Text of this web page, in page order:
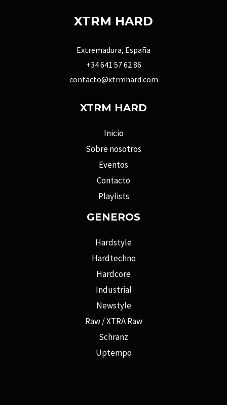
XTRM HARD
Extremadura, España
+34 641 57 62 86
contacto@xtrmhard.com
XTRM HARD
Inicio
Sobre nosotros
Eventos
Contacto
Playlists
GENEROS
Hardstyle
Hardtechno
Hardcore
Industrial
Newstyle
Raw / XTRA Raw
Schranz
Uptempo